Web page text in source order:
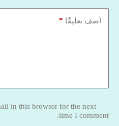
أضف تعليقًا *
in this browser for the next
time I comment.